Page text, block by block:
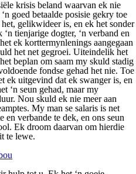
krisis beland waarvan ek nie
goed betaalde posisie gekry toe
gelikwideer is, en ek het sonder
tienjarige dogter, ‘n verband en
ek korttermynlenings aangegaan
het net gegroei. Uiteindelik het
beplan om saam my skuld stadig
fondse gehad het nie. Toe
ek uitgevind dat ek swanger is, en
‘n seun gehad, maar my
Nou skuld ek nie meer aan
My man se salaris is net
en verbande te dek, en ons seun
Ek droom daarvan om hierdie
te lewe.